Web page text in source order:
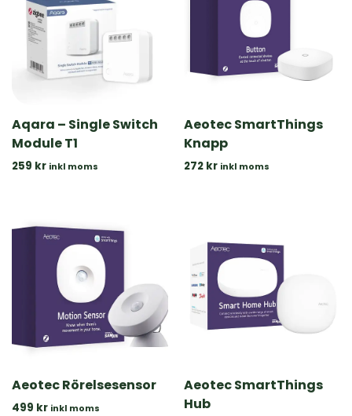
Aqara – Single Switch
Module T1
259 kr inkl moms
Aeotec SmartThings
Knapp
272 kr inkl moms
Aeotec Rörelsesensor
499 kr inkl moms
Aeotec SmartThings
Hub